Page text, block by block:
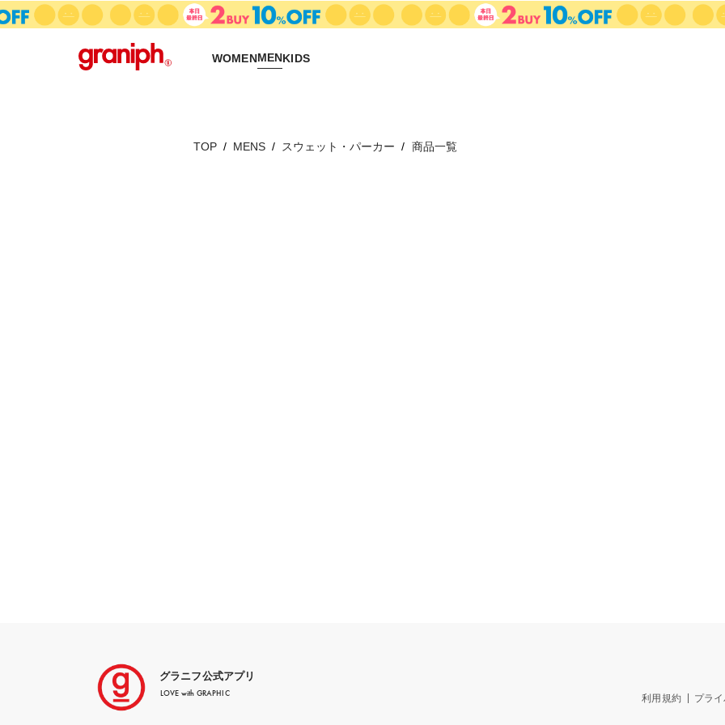
WOMENMENKIDS
TOP MENS スウェット・パーカー 商品一覧
グラニフ公式アプリ
LOVE with GRAPHIC 利用規約 プラ